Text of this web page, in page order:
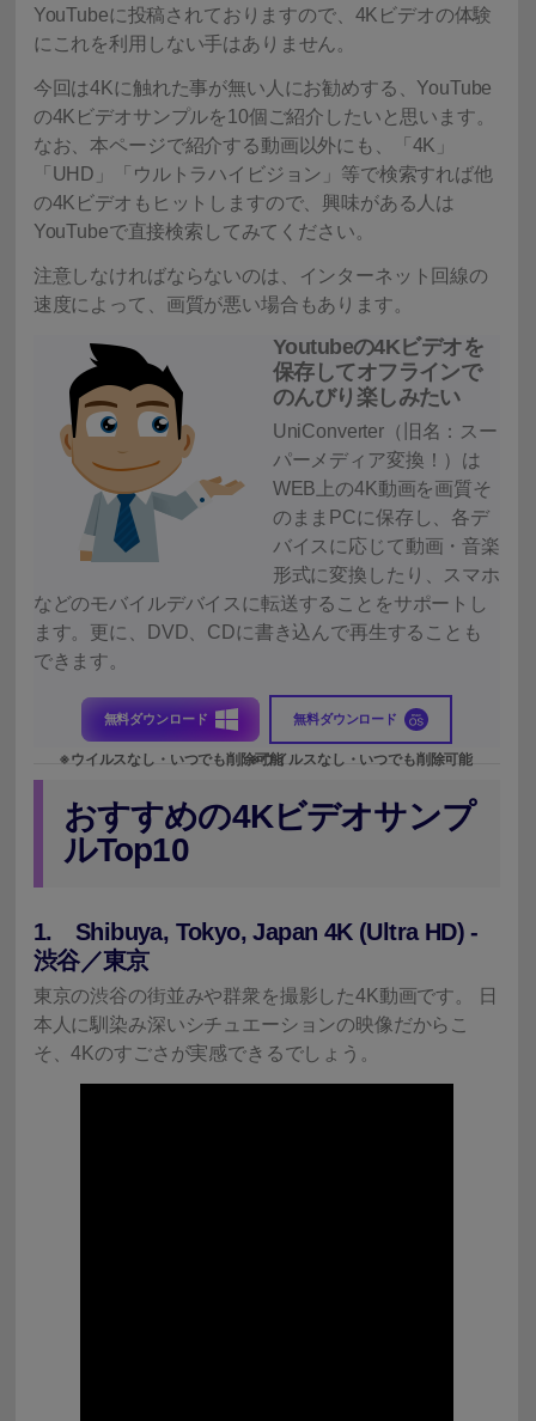
YouTubeに投稿されておりますので、4Kビデオの体験
にこれを利用しない手はありません。
今回は4Kに触れた事が無い人にお勧めする、YouTube
の4Kビデオサンプルを10個ご紹介したいと思います。
なお、本ページで紹介する動画以外にも、「4K」
「UHD」「ウルトラハイビジョン」等で検索すれば他
の4Kビデオもヒットしますので、興味がある人は
YouTubeで直接検索してみてください。
注意しなければならないのは、インターネット回線の
速度によって、画質が悪い場合もあります。
Youtubeの4Kビデオを
保存してオフラインで
のんびり楽しみたい
UniConverter（旧名：スー
パーメディア変換！） は
WEB上の4K動画を画質そ
のままPCに保存し、各デ
バイスに応じて動画・音楽
形式に変換したり、スマホ
などのモバイルデバイスに転送することをサポートし
ます。更に、
DVD、CDに書き込んで再生することも
できます。
無料ダウンロード 無料ダウンロード
おすすめの4Kビデオサンプ
ルTop10
1. Shibuya, Tokyo, Japan 4K (Ultra HD) -
渋谷／東京
東京の渋谷の街並みや群衆を撮影した4K動画です。 日
本人に馴染み深いシチュエーションの映像だからこ
そ、4Kのすごさが実感できるでしょう。